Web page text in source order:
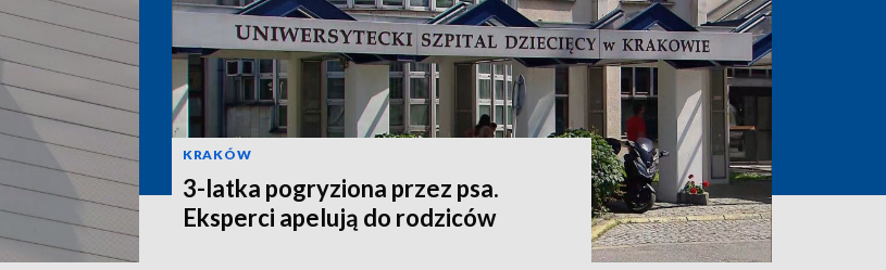
KRAKÓW
3-latka pogryziona przez psa.
Eksperci apelują do rodziców